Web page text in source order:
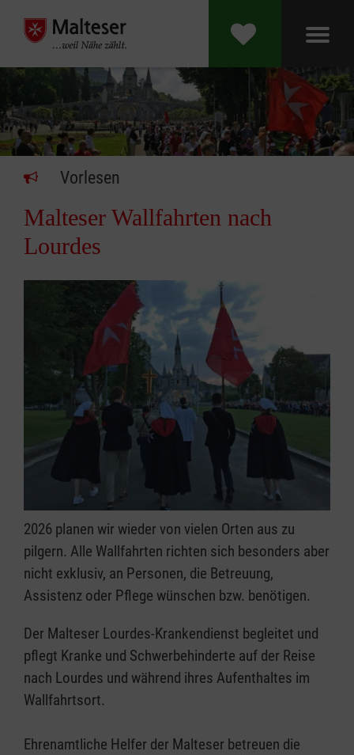
Vorlesen
Malteser Wallfahrten nach
Lourdes
2026 planen wir wieder von vielen Orten aus zu
pilgern. Alle Wallfahrten richten sich besonders aber
nicht exklusiv, an Personen, die Betreuung,
Assistenz oder Pflege wünschen bzw. benötigen.
Der Malteser Lourdes-Krankendienst begleitet und
pflegt Kranke und Schwerbehinderte auf der Reise
nach Lourdes und während ihres Aufenthaltes im
Wallfahrtsort.
Ehrenamtliche Helfer der Malteser betreuen die